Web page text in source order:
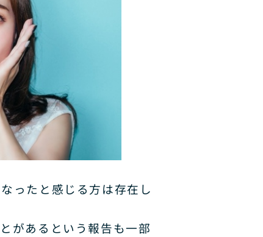
ったと感じる方は存在し
があるという報告も一部